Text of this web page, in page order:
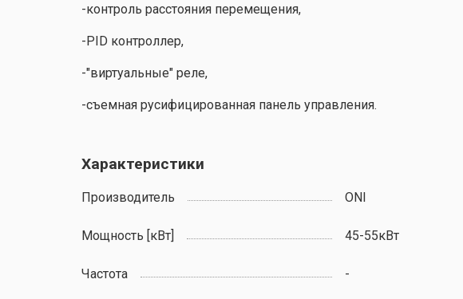
-контроль расстояния перемещения,
-PID контроллер,
-"виртуальные" реле,
-съемная русифицированная панель управления.
Характеристики
Производитель ONI
Мощность [кВт] 45-55кВт
Частота -